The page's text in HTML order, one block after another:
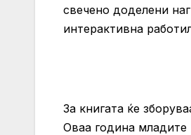
свечено доделени
интерактивна
За книгата ќе
Оваа година младите